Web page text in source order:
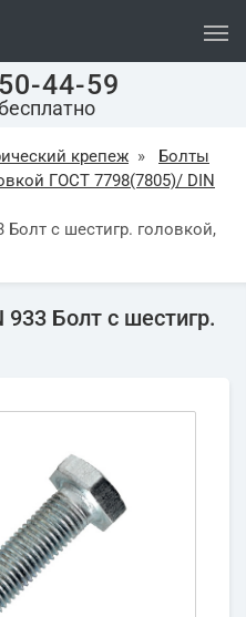
44-59
крепеж »
Болты
ГОСТ 7798(7805)/ DIN
с шестигр. головкой,
Болт с шестигр.